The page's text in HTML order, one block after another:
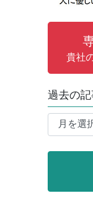
貴社
過去の記
過